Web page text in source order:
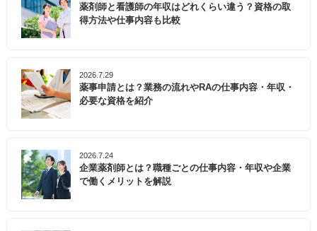
薬剤師と看護師の年収はどれくらい違う？資格の取
得方法や仕事内容も比較
2026.7.29
薬事申請とは？業務の流れやRAの仕事内容・年収・
必要な資格を紹介
2026.7.24
企業薬剤師とは？職種ごとの仕事内容・年収や企業
で働くメリットを解説